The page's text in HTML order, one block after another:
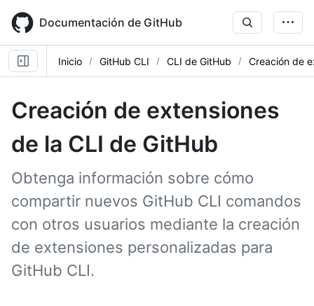
main
content
Documentación de GitHub
Inicio GitHub CLI CLI de GitHub Creación de
Creación de extensiones
de la CLI de GitHub
Obtenga información sobre cómo
compartir nuevos GitHub CLI comandos
con otros usuarios mediante la creación
de extensiones personalizadas para
GitHub CLI.